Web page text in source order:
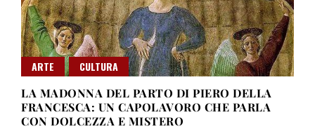
ARTE
CULTURA
LA MADONNA DEL PARTO DI PIERO DELLA
FRANCESCA: UN CAPOLAVORO CHE PARLA
CON DOLCEZZA E MISTERO